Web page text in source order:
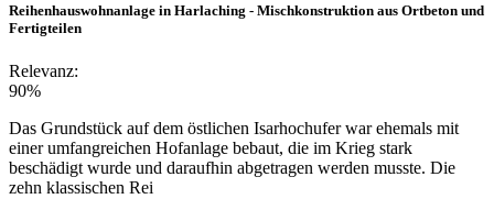
Reihenhauswohnanlage in Harlaching - Mischkonstruktion aus Ortbeton und
Fertigteilen
Relevanz:
90%
Das Grundstück auf dem östlichen Isarhochufer war ehemals mit
einer umfangreichen Hofanlage bebaut, die im Krieg stark
beschädigt wurde und daraufhin abgetragen werden musste. Die
zehn klassischen Rei